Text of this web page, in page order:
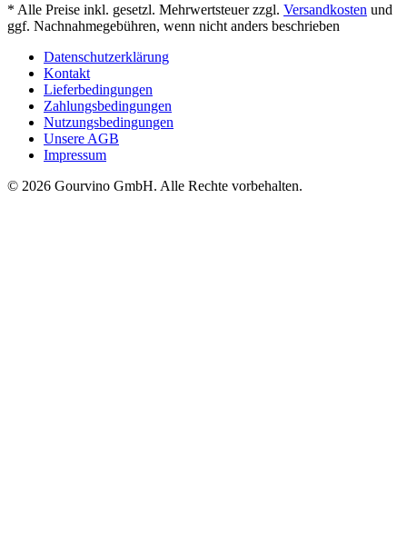
* Alle Preise inkl. gesetzl. Mehrwertsteuer zzgl. Versandkosten und
ggf. Nachnahmegebühren, wenn nicht anders beschrieben
Datenschutzerklärung
Kontakt
Lieferbedingungen
Zahlungsbedingungen
Nutzungsbedingungen
Unsere AGB
Impressum
© 2026 Gourvino GmbH. Alle Rechte vorbehalten.